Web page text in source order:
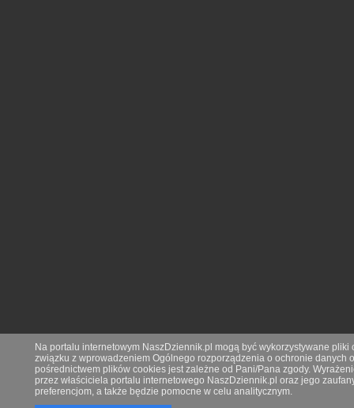
Na portalu internetowym NaszDziennik.pl mogą być wykorzystywane
związku z wprowadzeniem Ogólnego rozporządzenia o ochronie danych
pośrednictwem plików cookies jest zależne od Pani/Pana zgody.
przez właściciela portalu internetowego NaszDziennik.pl oraz jego
preferencjom, a także będzie pomocne w celu analitycznym.